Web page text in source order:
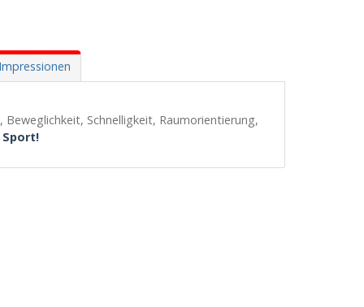
Schnelligkeit, Raumorientierung,
Sport!